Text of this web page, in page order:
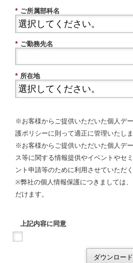
* ご所属部科名
* ご勤務先名
* 所在地
※お客様からご提供いただいた個人デ
護ポリシーに則って適正に管理いたしま
※お客様からご提供いただいた個人デ
ス等に関する情報提供やイベントやセ
ント申請等のために利用させていただ
※弊社の個人情報保護につきましては、
だけます。
上記内容に同意
ダウンロード